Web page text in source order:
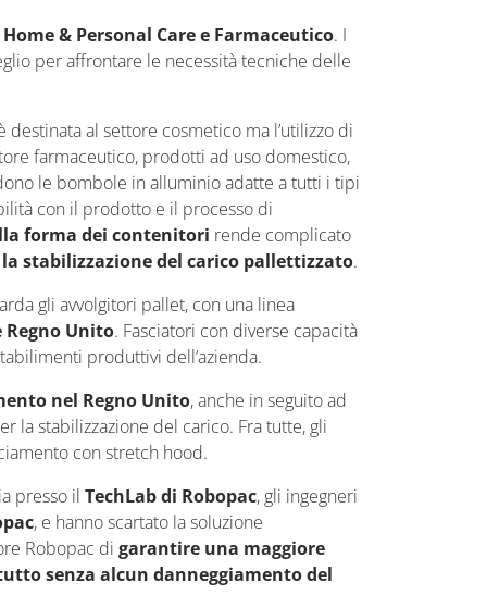
& Personal Care e Farmaceutico. I
per affrontare le necessità tecniche delle
al settore cosmetico ma l’utilizzo di
farmaceutico, prodotti ad uso domestico,
le bombole in alluminio adatte a tutti i tipi
con il prodotto e il processo di
forma dei contenitori rende complicato
stabilizzazione del carico pallettizzato.
gli avvolgitori pallet, con una linea
Regno Unito. Fasciatori con diverse capacità
produttivi dell’azienda.
nel Regno Unito, anche in seguito ad
la stabilizzazione del carico. Fra tutte, gli
con stretch hood.
presso il TechLab di Robopac, gli ingegneri
, e hanno scartato la soluzione
Robopac di garantire una maggiore
senza alcun danneggiamento del